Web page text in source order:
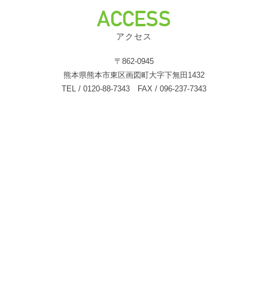
ACCESS
アクセス
〒862-0945
熊本県熊本市東区画図町大字下無田1432
TEL / 0120-88-7343 FAX / 096-237-7343